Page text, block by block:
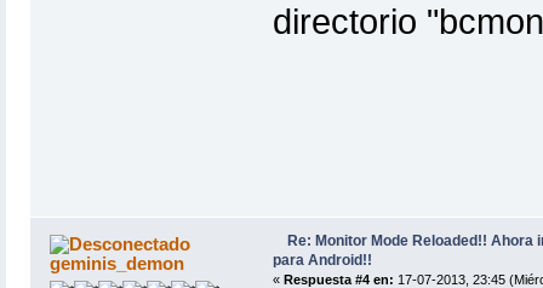
directorio
geminis_demon
Re: Monitor Mode Reloaded!! Ahora
para Android!!
« Respuesta #4 en: 17-07-2013, 23:45